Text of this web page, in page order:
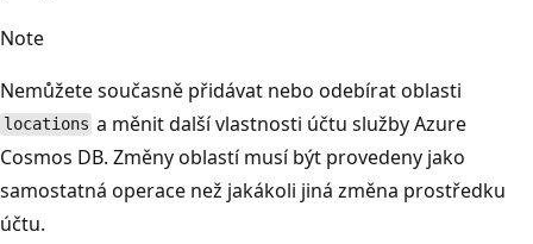
Note
Nemůžete současně přidávat nebo odebírat oblasti
locations a měnit další vlastnosti účtu služby Azure
Cosmos DB. Změny oblastí musí být provedeny jako
samostatná operace než jakákoli jiná změna prostředku
účtu.